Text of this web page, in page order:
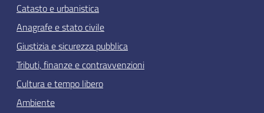
Catasto e urbanistica
Anagrafe e stato civile
Giustizia e sicurezza pubblica
Tributi, finanze e contravvenzioni
Cultura e tempo libero
Ambiente